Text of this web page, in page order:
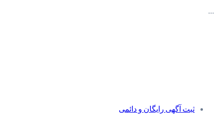
…
ثبت آگهی رایگان و دائمی